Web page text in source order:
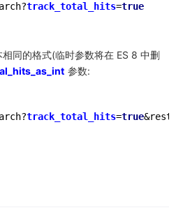
track_total_hits=true
同的格式(临时参数将在 ES 8 中删
参数:
track_total_hits=true